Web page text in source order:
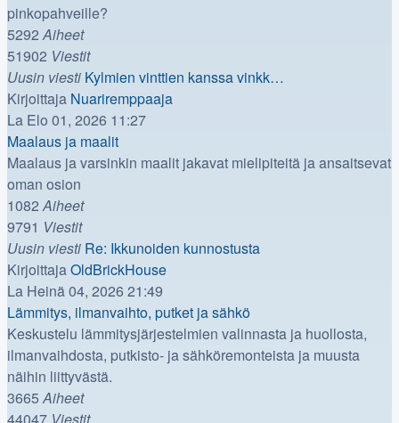
pinkopahveille?
5292Aiheet
51902 Viestit
Uusin viesti Kylmien vinttien kanssa vinkk…
Kirjoittaja Nuariremppaaja
La Elo 01, 2026 11:27
Maalaus ja maalit
Maalaus ja varsinkin maalit jakavat mielipiteitä ja ansaitsevat
oman osion
1082Aiheet
9791 Viestit
Uusin viesti Re: Ikkunoiden kunnostusta
KirjoittajaOldBrickHouse
viesti
La Heinä 04, 2026 21:49
Lämmitys, ilmanvaihto, putket ja sähkö
Keskustelu lämmitysjärjestelmien valinnasta ja huollosta,
ilmanvaihdosta, putkisto- ja sähköremonteista ja muusta
näihin liittyvästä.
3665Aiheet